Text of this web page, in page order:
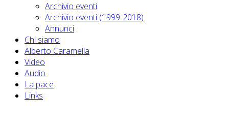
Archivio eventi
Archivio eventi (1999-2018)
Annunci
Chi siamo
Alberto Caramella
Video
Audio
La pace
Links